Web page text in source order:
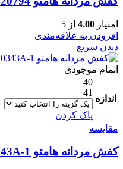
امتیاز 4.00 از 5
افزودن به علاقه‌مندی
دیدن سریع
اتمام موجودی
اندازه
40
41
پاک کردن
مقایسه
کفش مردانه هامتو 110343A-1